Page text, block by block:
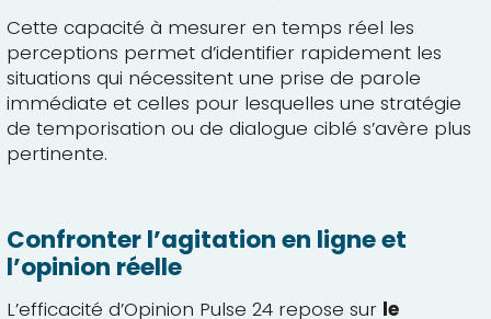
Cette capacité à mesurer en temps réel les
perceptions permet d’identifier rapidement les
situations qui nécessitent une prise de parole
immédiate et celles pour lesquelles une stratégie
de temporisation ou de dialogue ciblé s’avère plus
pertinente.
Confronter l’agitation en ligne et
l’opinion réelle
L’efficacité d’Opinion Pulse 24 repose sur le